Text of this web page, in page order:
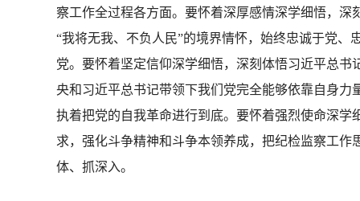
察工作全过程各方面。要怀着深厚感情深学细悟，
“我将无我、不负人民”的境界情怀，始终忠诚于党
党。要怀着坚定信仰深学细悟，深刻体悟习近平总
央和习近平总书记带领下我们党完全能够依靠自身
执着把党的自我革命进行到底。要怀着强烈使命深
求，强化斗争精神和斗争本领养成，把纪检监察工
体、抓深入。